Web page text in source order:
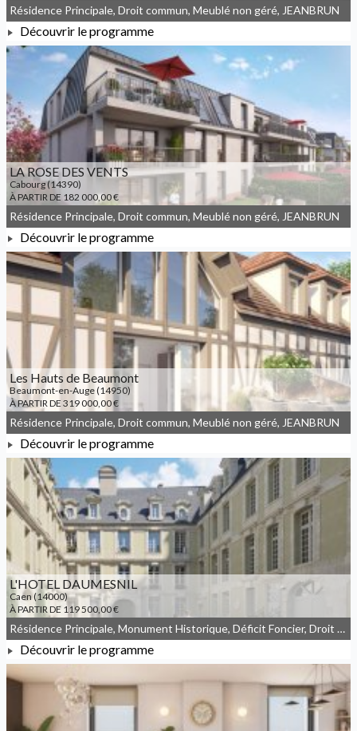
À PARTIR DE 367 000,00 €
Résidence Principale, Droit commun, Meublé non géré, JEANBRUN
Découvrir le programme
LA ROSE DES VENTS
Cabourg (14390)
À PARTIR DE 182 000,00 €
À PARTIR DE 182 000,00 €
Résidence Principale, Droit commun, Meublé non géré, JEANBRUN
Découvrir le programme
Les Hauts de Beaumont
Beaumont-en-Auge (14950)
À PARTIR DE 319 000,00 €
À PARTIR DE 319 000,00 €
Résidence Principale, Droit commun, Meublé non géré, JEANBRUN
Découvrir le programme
L'HOTEL DAUMESNIL
Caen (14000)
À PARTIR DE 119 500,00 €
À PARTIR DE 119 500,00 €
Résidence Principale, Monument Historique, Déficit Foncier, Droit commun, Meublé non géré
Découvrir le programme